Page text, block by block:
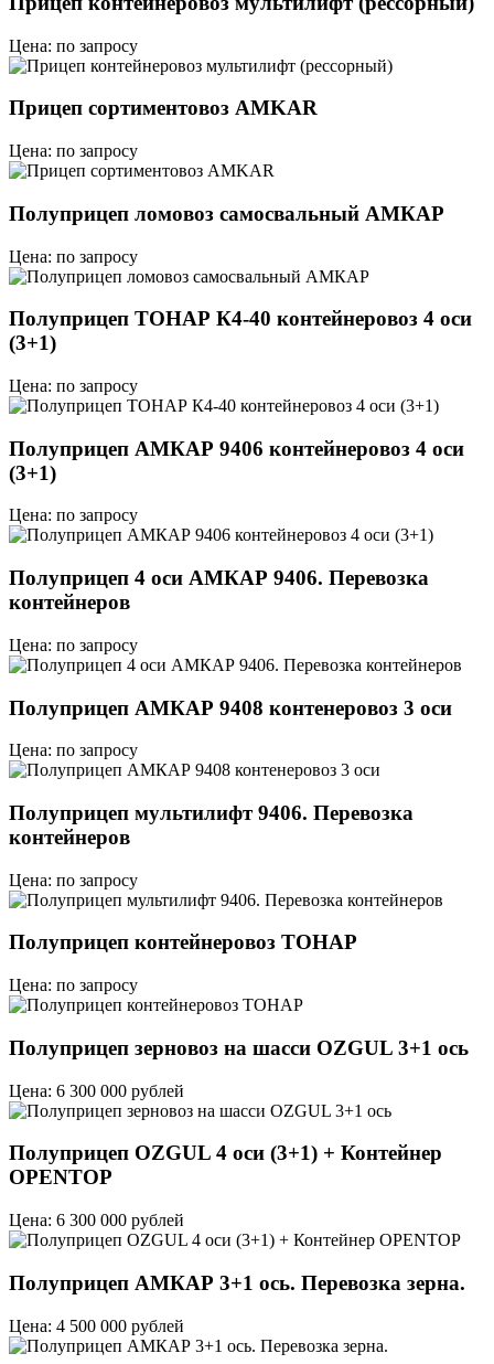
Цена: по запросу
Прицеп сортиментовоз AMKAR
Цена: по запросу
Полуприцеп ломовоз самосвальный АМКАР
Цена: по запросу
Полуприцеп ТОНАР К4-40 контейнеровоз 4 оси
(3+1)
Цена: по запросу
Полуприцеп АМКАР 9406 контейнеровоз 4 оси
(3+1)
Цена: по запросу
Полуприцеп 4 оси АМКАР 9406. Перевозка
контейнеров
Цена: по запросу
Полуприцеп АМКАР 9408 контенеровоз 3 оси
Цена: по запросу
Полуприцеп мультилифт 9406. Перевозка
контейнеров
Цена: по запросу
Полуприцеп контейнеровоз ТОНАР
Цена: по запросу
Полуприцеп зерновоз на шасси OZGUL 3+1 ось
Цена: 6 300 000 рублей
Полуприцеп OZGUL 4 оси (3+1) + Контейнер
OPENTOP
Цена: 6 300 000 рублей
Полуприцеп АМКАР 3+1 ось. Перевозка зерна.
Цена: 4 500 000 рублей